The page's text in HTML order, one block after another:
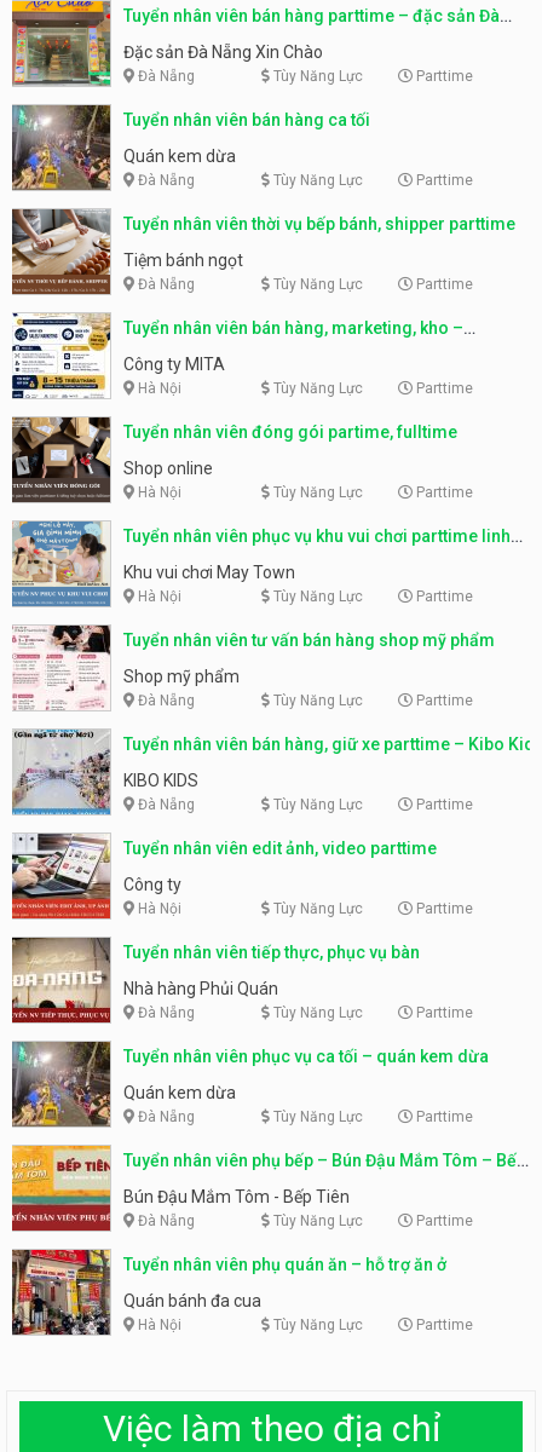
Tuyển nhân viên bán hàng parttime – đặc sản Đà
Nẵng
Đặc sản Đà Nẵng Xin Chào
Đà Nẵng Tùy Năng Lực Parttime
Tuyển nhân viên bán hàng ca tối
Quán kem dừa
Đà Nẵng Tùy Năng Lực Parttime
Tuyển nhân viên thời vụ bếp bánh, shipper parttime
Tiệm bánh ngọt
Đà Nẵng Tùy Năng Lực Parttime
Tuyển nhân viên bán hàng, marketing, kho –
parttime, fulltime
Công ty MITA
Hà Nội Tùy Năng Lực Parttime
Tuyển nhân viên đóng gói partime, fulltime
Shop online
Hà Nội Tùy Năng Lực Parttime
Tuyển nhân viên phục vụ khu vui chơi parttime linh
động
Khu vui chơi May Town
Hà Nội Tùy Năng Lực Parttime
Tuyển nhân viên tư vấn bán hàng shop mỹ phẩm
Shop mỹ phẩm
Đà Nẵng Tùy Năng Lực Parttime
Tuyển nhân viên bán hàng, giữ xe parttime – Kibo Kid
KIBO KIDS
Đà Nẵng Tùy Năng Lực Parttime
Tuyển nhân viên edit ảnh, video parttime
Công ty
Hà Nội Tùy Năng Lực Parttime
Tuyển nhân viên tiếp thực, phục vụ bàn
Nhà hàng Phủi Quán
Đà Nẵng Tùy Năng Lực Parttime
Tuyển nhân viên phục vụ ca tối – quán kem dừa
Quán kem dừa
Đà Nẵng Tùy Năng Lực Parttime
Tuyển nhân viên phụ bếp – Bún Đậu Mắm Tôm – Bếp
Tiên
Bún Đậu Mắm Tôm - Bếp Tiên
Đà Nẵng Tùy Năng Lực Parttime
Tuyển nhân viên phụ quán ăn – hỗ trợ ăn ở
Quán bánh đa cua
Hà Nội Tùy Năng Lực Parttime
Việc làm theo địa chỉ